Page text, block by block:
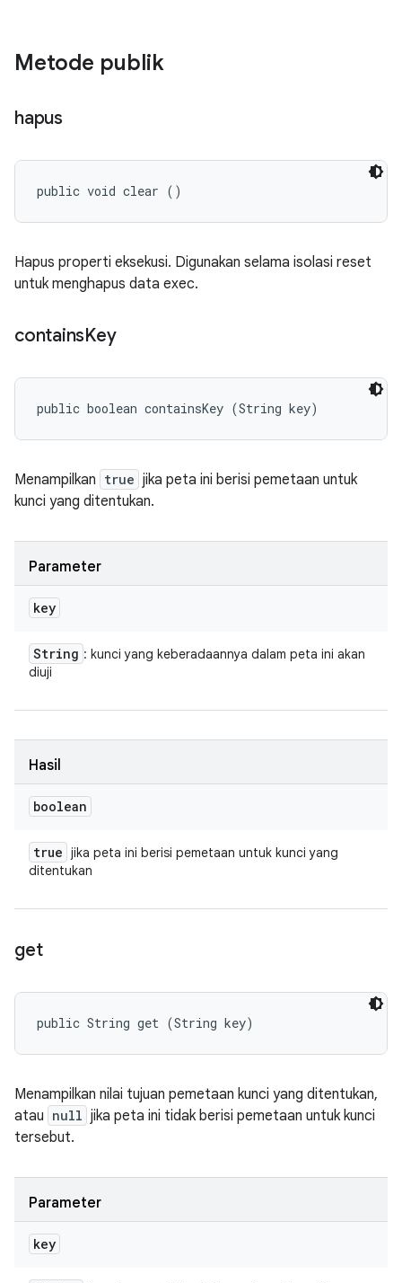
Metode publik
hapus
public void clear ()
Hapus properti eksekusi. Digunakan selama isolasi reset
untuk menghapus data exec.
containsKey
public boolean containsKey (String key)
Menampilkan true jika peta ini berisi pemetaan untuk
kunci yang ditentukan.
Parameter
key
String : kunci yang keberadaannya dalam peta ini akan
diuji
Hasil
boolean
true jika peta ini berisi pemetaan untuk kunci yang
ditentukan
get
public String get (String key)
Menampilkan nilai tujuan pemetaan kunci yang ditentukan,
atau null jika peta ini tidak berisi pemetaan untuk kunci
tersebut.
Parameter
key